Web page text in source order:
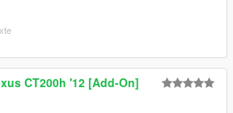
CT200h '12 [Add-On]